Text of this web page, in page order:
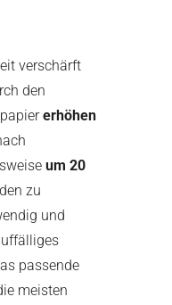
verschärft
den
erhöhen
um 20
zu
und
passende
meisten